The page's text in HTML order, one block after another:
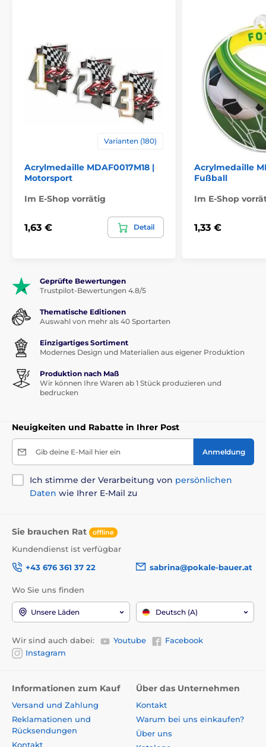
Varianten (180)
Acrylmedaille MDAF0017M18 |
Motorsport
Im E-Shop vorrätig
1,63 € Detail
Acrylmedaille
Fußball
Im E-Shop
1,33 €
Geprüfte Bewertungen
Trustpilot-Bewertungen 4.8/5
Thematische Editionen
Auswahl von mehr als 40 Sportarten
Einzigartiges Sortiment
Modernes Design und Materialien aus eigener Produktion
Produktion nach Maß
Wir können Ihre Waren ab 1 Stück produzieren und
bedrucken
Neuigkeiten und Rabatte in Ihrer Post
Gib deine E-Mail hier ein Anmeldung
Ich stimme der Verarbeitung von persönlichen
Daten wie Ihrer E-Mail zu
Sie brauchen Rat offline
Kundendienst ist verfügbar
+43 676 361 37 22
sabrina@pokale-bauer.at
Wo Sie uns finden
Unsere Läden Deutsch (A)
Wir sind auch dabei: Youtube
Facebook
Instagram
Informationen zum Kauf
Versand und Zahlung
Reklamationen und
Rücksendungen
Kontakt
Über das Unternehmen
Kontakt
Warum bei uns einkaufen?
Über uns